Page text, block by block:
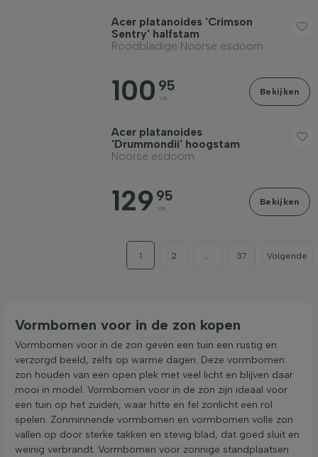
Acer platanoides 'Crimson
Sentry' halfstam
Roodbladige Noorse esdoorn
100 95
va
Bekijken
Acer platanoides
'Drummondii' hoogstam
Noorse esdoorn
129 95
va
Bekijken
1 2 37 Volgende
Vormbomen voor in de zon kopen
Vormbomen voor in de zon geven een tuin een rustig en
verzorgd beeld, zelfs op warme dagen. Deze vormbomen
zon houden van een open plek met veel licht en blijven daar
mooi in model. Vormbomen voor in de zon zijn ideaal voor
een tuin op het zuiden, waar hitte en fel zonlicht een rol
spelen. Zonminnende vormbomen en vormbomen volle zon
vallen op door sterke takken en stevig blad, dat goed sluit en
weinig verbrandt. Vormbomen voor zonnige standplaatsen